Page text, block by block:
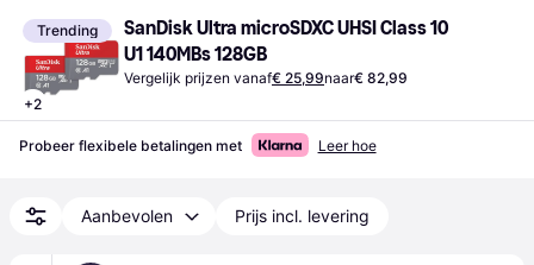
Trending
+2
SanDisk Ultra microSDXC UHSI Class 10
U1 140MBs 128GB
Vergelijk prijzen vanaf€ 25,99naar€ 82,99
Probeer flexibele betalingen met Leer hoe
Aanbevolen Prijs incl. levering